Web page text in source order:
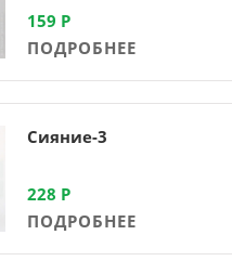
159 Р
ПОДРОБНЕЕ
Сияние-3
228 Р
ПОДРОБНЕЕ